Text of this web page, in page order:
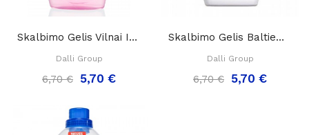
Skalbimo Gelis Vilnai Ir Šilkui "Dalli Woll And...
Dalli Group
6,70 € 5,70 €
Skalbimo Gelis Baltiems Audiniams " Dalli White...
Dalli Group
6,70 € 5,70 €